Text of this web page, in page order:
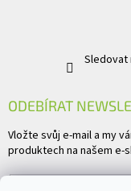
Sledovat
ODEBÍRAT
Vložte svůj e-mail a my
produktech na našem e-